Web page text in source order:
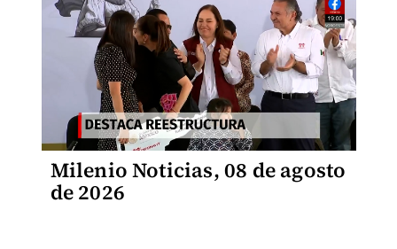
Milenio Noticias, 08 de agosto
de 2026